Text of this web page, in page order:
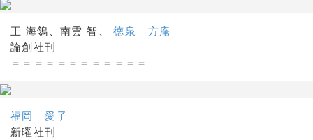
王 海鴒、南雲 智、徳泉 方庵
論創社刊
＝＝＝＝＝＝＝＝＝＝＝＝
福岡 愛子
新曜社刊